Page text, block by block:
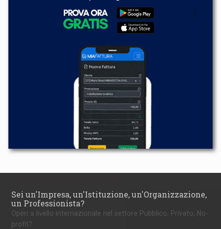
Sei un'Impresa, un'Istituzione, un'Organizzazione,
un Professionista?
Operi a livello internazionale nel settore Pubblico, Privato, No-
profit?